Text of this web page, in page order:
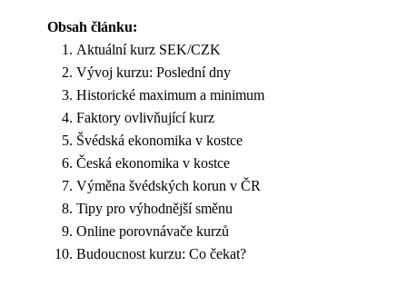
Obsah článku:
Aktuální kurz SEK/CZK
Vývoj kurzu: Poslední dny
Historické maximum a minimum
Faktory ovlivňující kurz
Švédská ekonomika v kostce
Česká ekonomika v kostce
Výměna švédských korun v ČR
Tipy pro výhodnější směnu
Online porovnávače kurzů
Budoucnost kurzu: Co čekat?